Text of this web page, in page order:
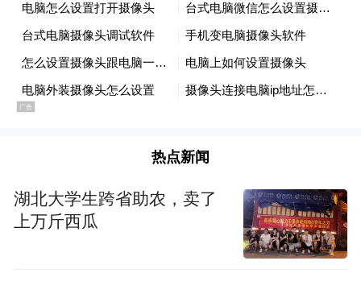
有实干，才能圆梦。
学校始终坚持以立德树人为根本任务，秉承
“明德唯真、厚技笃行”的校训，弘扬“向上向
善、做学合一”的优良学风，逐步构建起特色
片浓厚的文化土壤中，同学们积极参与各类
活动，不断实现自我提升。在“技能提升月”
中，你们于实训室里攻坚克难，以精湛技艺
展现专业风采；在“文化艺术月”里，你们于
热点新闻
湖北大学生跨省助农，卖了
上万斤西瓜